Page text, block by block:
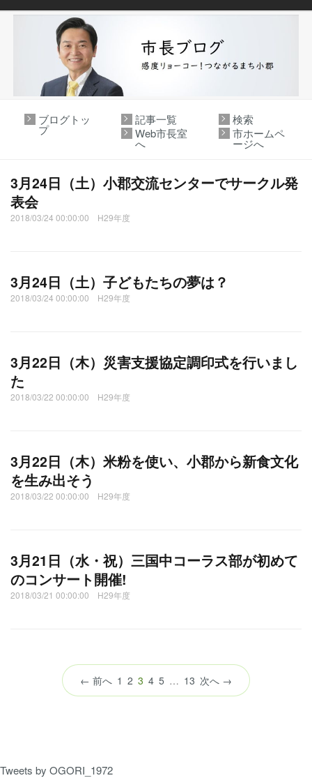
ブログトッ
プ
記事一覧
検索
Web市長室
へ
市ホームペ
ージへ
Tweets by OGORI_1972
3月24日（土）小郡交流センターでサークル発
表会
2018/03/24 00:00:00 H29年度
3月24日（土）子どもたちの夢は？
2018/03/24 00:00:00 H29年度
3月22日（木）災害支援協定調印式を行いまし
た
2018/03/22 00:00:00 H29年度
3月22日（木）米粉を使い、小郡から新食文化
を生み出そう
2018/03/22 00:00:00 H29年度
3月21日（水・祝）三国中コーラス部が初めて
のコンサート開催!
2018/03/21 00:00:00 H29年度
← 前へ 1 2 3 （こ
の
4 5 … 13 次へ →